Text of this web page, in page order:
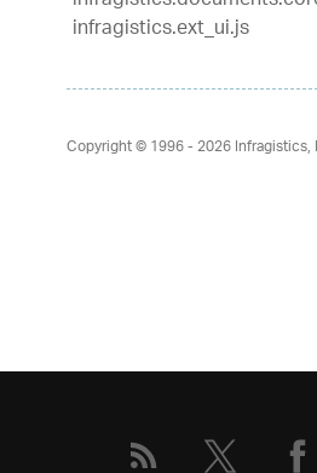
infragistics.ext_ui.js
Copyright © 1996 - 2026